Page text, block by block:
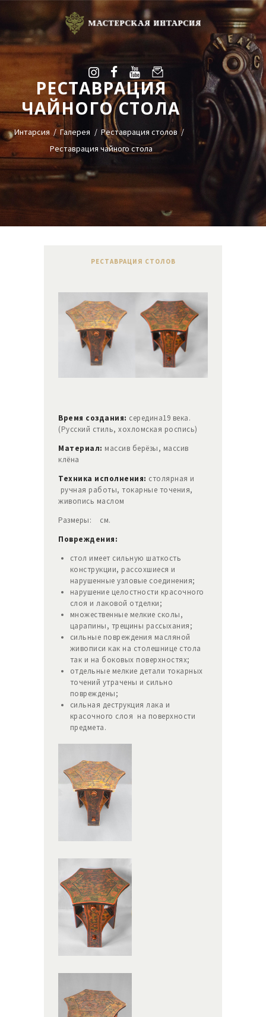
РЕСТАВРАЦИЯ
ЧАЙНОГО СТОЛА
Интарсия Галерея
Реставрация столов
Реставрация чайного стола
УСЛУГИ
ГАЛЕРЕЯ
ОЦЕНКА
О НАС
БЛОГ
КОНТАКТЫ
+38(068)95-45-535
Telegram
РЕСТАВРАЦИЯ СТОЛОВ
Время создания: середина19 века.
(Русский стиль, хохломская роспись)
Материал: массив берёзы, массив
клёна
Техника исполнения: столярная и
ручная работы, токарные точения,
живопись маслом
Размеры: см.
Повреждения:
стол имеет сильную шаткость
конструкции, рассохшиеся и
нарушенные узловые соединения;
нарушение целостности красочного
слоя и лаковой отделки;
множественные мелкие сколы,
царапины, трещины рассыхания;
сильные повреждения масляной
живописи как на столешнице стола
так и на боковых поверхностях;
отдельные мелкие детали токарных
точений утрачены и сильно
повреждены;
сильная деструкция лака и
красочного слоя на поверхности
предмета.